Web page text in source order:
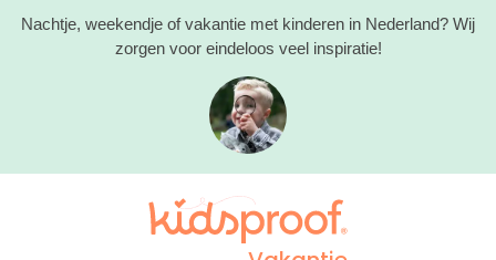
Nachtje, weekendje of vakantie met kinderen in Nederland? Wij
zorgen voor eindeloos veel inspiratie!